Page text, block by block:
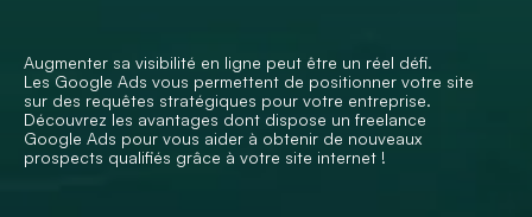
Augmenter sa visibilité en ligne peut être un réel défi.
Les Google Ads vous permettent de positionner votre site
sur des requêtes stratégiques pour votre entreprise.
Découvrez les avantages dont dispose un freelance
Google Ads pour vous aider à obtenir de nouveaux
prospects qualifiés grâce à votre site internet !